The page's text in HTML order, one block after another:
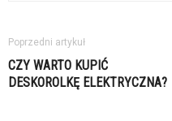
Poprzedni artykuł
CZY WARTO KUPIĆ
DESKOROLKĘ ELEKTRYCZNA?